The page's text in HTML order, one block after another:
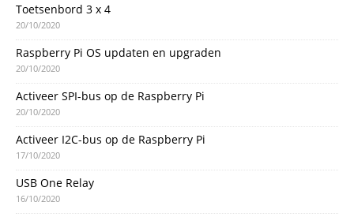
Toetsenbord 3 x 4
20/10/2020
Raspberry Pi OS updaten en upgraden
20/10/2020
Activeer SPI-bus op de Raspberry Pi
20/10/2020
Activeer I2C-bus op de Raspberry Pi
17/10/2020
USB One Relay
16/10/2020